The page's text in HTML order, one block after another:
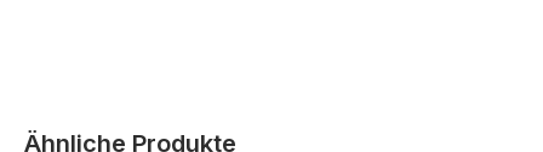
Ähnliche Produkte